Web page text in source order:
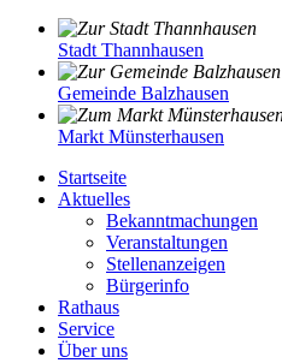
Stadt Thannhausen
Gemeinde Balzhausen
Markt Münsterhausen
Startseite
Aktuelles
Bekanntmachungen
Veranstaltungen
Stellenanzeigen
Bürgerinfo
Rathaus
Service
Über uns